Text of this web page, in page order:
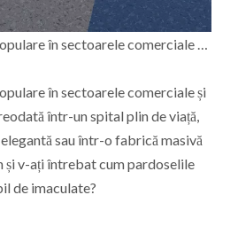
Pardoseli omogene: populare în sectoarele comerciale și industriale
în sectoarele comerciale și
într-un spital plin de viață,
sau într-o fabrică masivă
și v-ați întrebat cum pardoselile
de imaculate?